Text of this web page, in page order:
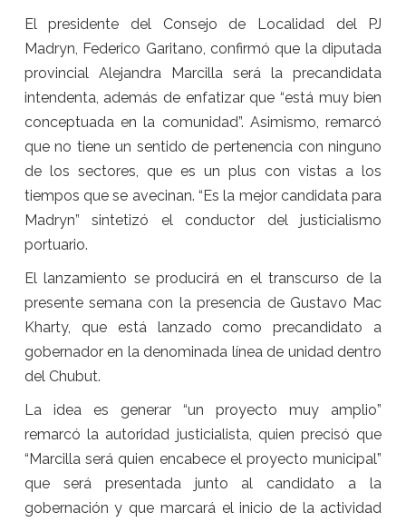
El presidente del Consejo de Localidad del PJ
Madryn, Federico Garitano, confirmó que la diputada
provincial Alejandra Marcilla será la precandidata
intendenta, además de enfatizar que “está muy bien
conceptuada en la comunidad”. Asimismo, remarcó
que no tiene un sentido de pertenencia con ninguno
de los sectores, que es un plus con vistas a los
tiempos que se avecinan. “Es la mejor candidata para
Madryn” sintetizó el conductor del justicialismo
portuario.
El lanzamiento se producirá en el transcurso de la
presente semana con la presencia de Gustavo Mac
Kharty, que está lanzado como precandidato a
gobernador en la denominada línea de unidad dentro
del Chubut.
La idea es generar “un proyecto muy amplio”
remarcó la autoridad justicialista, quien precisó que
“Marcilla será quien encabece el proyecto municipal”
que será presentada junto al candidato a la
gobernación y que marcará el inicio de la actividad